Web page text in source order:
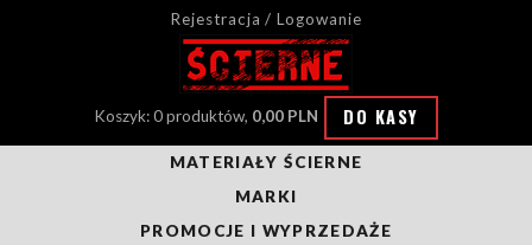
Rejestracja / Logowanie
Koszyk: 0 produktów, 0,00 PLN DO KASY
MATERIAŁY ŚCIERNE
MARKI
PROMOCJE I WYPRZEDAŻE